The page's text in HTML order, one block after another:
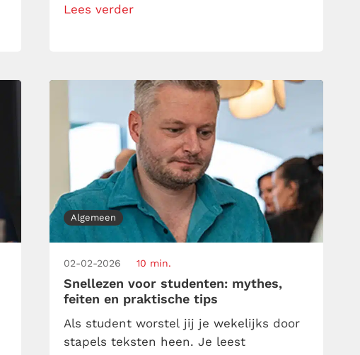
maar verzorgd uitziet voor een
de ene na de […]
Lees verder
Algemeen
02-02-2026 10 min.
Snellezen voor studenten: mythes,
feiten en praktische tips
Als student worstel jij je wekelijks door
stapels teksten heen. Je leest